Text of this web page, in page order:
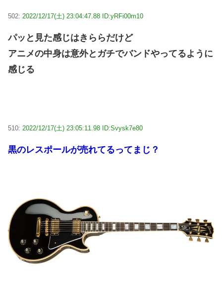
502: 2022/12/17(土) 23:04:47.88 ID:yRFi00m10
パッと見た感じはきららだけど
アニメの中身は意外とガチでバンドやってるように
感じる
510: 2022/12/17(土) 23:05:11.98 ID:Svysk7e80
黒のレスポールが売れてるってまじ？